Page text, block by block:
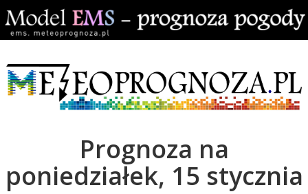
Prognoza na
poniedziałek, 15 stycznia